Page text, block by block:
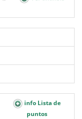
info Lista de
puntos